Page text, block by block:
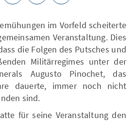
im Vorfeld scheiterte
Veranstaltung. Dies
die Folgen des Putsches und
Militärregimes unter der
Augusto Pinochet, das
dauerte, immer noch nicht
sind.
für seine Veranstaltung den